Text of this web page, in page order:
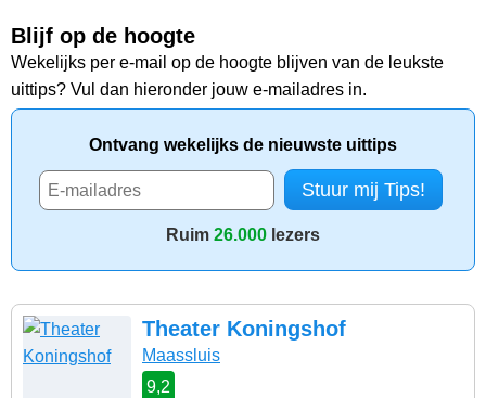
Blijf op de hoogte
Wekelijks per e-mail op de hoogte blijven van de leukste
uittips? Vul dan hieronder jouw e-mailadres in.
Ontvang wekelijks de nieuwste uittips
Ruim 26.000 lezers
Theater Koningshof
Maassluis
9,2